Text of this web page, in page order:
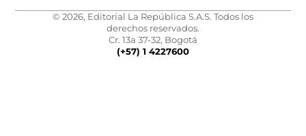
© 2026, Editorial La República S.A.S. Todos los
derechos reservados.
Cr. 13a 37-32, Bogotá
(+57) 1 4227600